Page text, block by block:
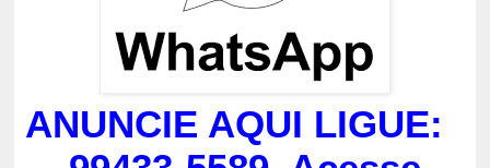
ANUNCIE AQUI LIGUE: